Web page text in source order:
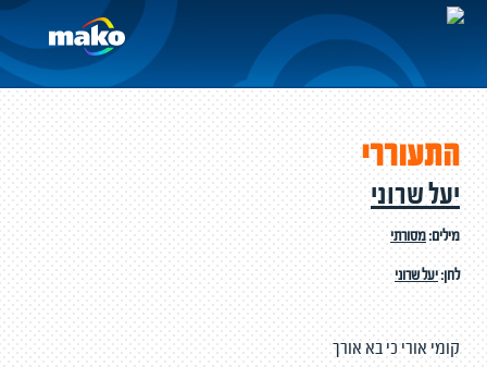
התעוררי
יעל שרוני
מילים:מסורתי
לחן:יעל שרוני
קומי אורי כי בא אורך